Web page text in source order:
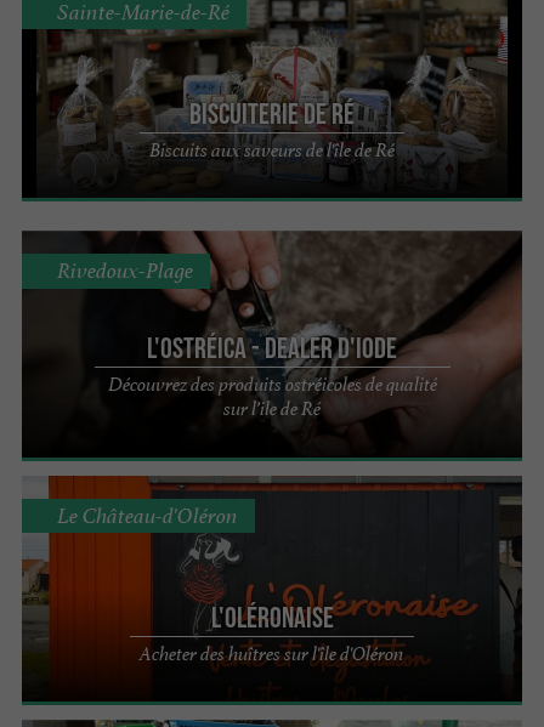
Biscuiterie de Ré
Biscuits aux saveurs de l'île de Ré
Sainte-Marie-de-Ré
L'Ostréica - Dealer d'iode
Découvrez des produits ostréicoles de qualité
sur l’ile de Ré
Rivedoux-Plage
L'Oléronaise
Acheter des huîtres sur l'île d'Oléron
Le Château-d'Oléron